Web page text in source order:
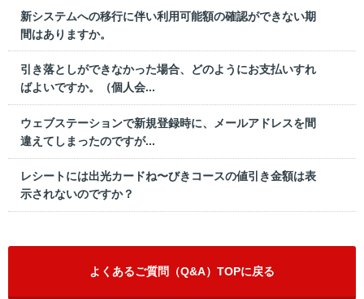
新システムへの移行に伴い利用可能額の確認ができない期
間はありますか。
引き落としができなかった場合、どのようにお支払いすれ
ばよいですか。（個人会...
ウェブステーションで新規登録時に、メールアドレスを間
違えてしまったのですが...
レシートには出光カードね〜びきコースの値引き金額は表
示されないのですか？
よくあるご質問（Q&A）TOPに戻る